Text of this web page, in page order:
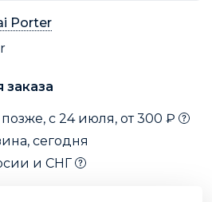
Porter
заказа
с 24 июля, от 300 ₽
сегодня
и СНГ